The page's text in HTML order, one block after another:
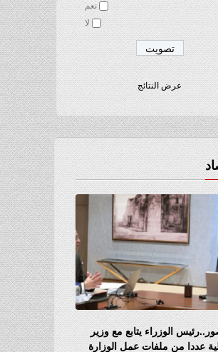
نعم
لا
عرض النتائج
الوزراء يتابع مع وزير
عددا من ملفات عمل الوزارة